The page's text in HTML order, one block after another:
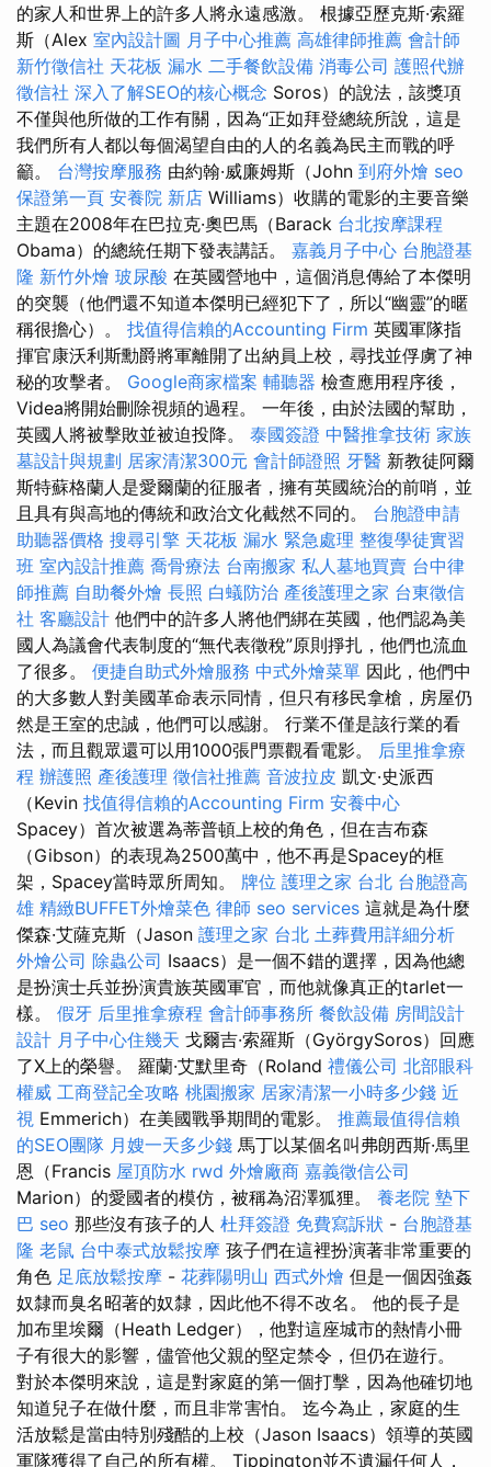
的家人和世界上的許多人將永遠感激。 根據亞歷克斯·索羅
斯（Alex 室內設計圖 月子中心推薦 高雄律師推薦 會計師
新竹徵信社 天花板 漏水 二手餐飲設備 消毒公司 護照代辦
徵信社 深入了解SEO的核心概念 Soros）的說法，該獎項
不僅與他所做的工作有關，因為“正如拜登總統所說，這是
我們所有人都以每個渴望自由的人的名義為民主而戰的呼
籲。 台灣按摩服務 由約翰·威廉姆斯（John 到府外燴 seo
保證第一頁 安養院 新店 Williams）收購的電影的主要音樂
主題在2008年在巴拉克·奧巴馬（Barack 台北按摩課程
Obama）的總統任期下發表講話。 嘉義月子中心 台胞證基
隆 新竹外燴 玻尿酸 在英國營地中，這個消息傳給了本傑明
的突襲（他們還不知道本傑明已經犯下了，所以“幽靈”的暱
稱很擔心）。 找值得信賴的Accounting Firm 英國軍隊指
揮官康沃利斯勳爵將軍離開了出納員上校，尋找並俘虜了神
秘的攻擊者。 Google商家檔案 輔聽器 檢查應用程序後，
Videa將開始刪除視頻的過程。 一年後，由於法國的幫助，
英國人將被擊敗並被迫投降。 泰國簽證 中醫推拿技術 家族
墓設計與規劃 居家清潔300元 會計師證照 牙醫 新教徒阿爾
斯特蘇格蘭人是愛爾蘭的征服者，擁有英國統治的前哨，並
且具有與高地的傳統和政治文化截然不同的。 台胞證申請
助聽器價格 搜尋引擎 天花板 漏水 緊急處理 整復學徒實習
班 室內設計推薦 喬骨療法 台南搬家 私人墓地買賣 台中律
師推薦 自助餐外燴 長照 白蟻防治 產後護理之家 台東徵信
社 客廳設計 他們中的許多人將他們綁在英國，他們認為美
國人為議會代表制度的“無代表徵稅”原則掙扎，他們也流血
了很多。 便捷自助式外燴服務 中式外燴菜單 因此，他們中
的大多數人對美國革命表示同情，但只有移民拿槍，房屋仍
然是王室的忠誠，他們可以感謝。 行業不僅是該行業的看
法，而且觀眾還可以用1000張門票觀看電影。 后里推拿療
程 辦護照 產後護理 徵信社推薦 音波拉皮 凱文·史派西
（Kevin 找值得信賴的Accounting Firm 安養中心
Spacey）首次被選為蒂普頓上校的角色，但在吉布森
（Gibson）的表現為2500萬中，他不再是Spacey的框
架，Spacey當時眾所周知。 牌位 護理之家 台北 台胞證高
雄 精緻BUFFET外燴菜色 律師 seo services 這就是為什麼
傑森·艾薩克斯（Jason 護理之家 台北 土葬費用詳細分析
外燴公司 除蟲公司 Isaacs）是一個不錯的選擇，因為他總
是扮演士兵並扮演貴族英國軍官，而他就像真正的tarlet一
樣。 假牙 后里推拿療程 會計師事務所 餐飲設備 房間設計
設計 月子中心住幾天 戈爾吉·索羅斯（GyörgySoros）回應
了X上的榮譽。 羅蘭·艾默里奇（Roland 禮儀公司 北部眼科
權威 工商登記全攻略 桃園搬家 居家清潔一小時多少錢 近
視 Emmerich）在美國戰爭期間的電影。 推薦最值得信賴
的SEO團隊 月嫂一天多少錢 馬丁以某個名叫弗朗西斯·馬里
恩（Francis 屋頂防水 rwd 外燴廠商 嘉義徵信公司
Marion）的愛國者的模仿，被稱為沼澤狐狸。 養老院 墊下
巴 seo 那些沒有孩子的人 杜拜簽證 免費寫訴狀 - 台胞證基
隆 老鼠 台中泰式放鬆按摩 孩子們在這裡扮演著非常重要的
角色 足底放鬆按摩 - 花葬陽明山 西式外燴 但是一個因強姦
奴隸而臭名昭著的奴隸，因此他不得不改名。 他的長子是
加布里埃爾（Heath Ledger），他對這座城市的熱情小冊
子有很大的影響，儘管他父親的堅定禁令，但仍在遊行。
對於本傑明來說，這是對家庭的第一個打擊，因為他確切地
知道兒子在做什麼，而且非常害怕。 迄今為止，家庭的生
活放鬆是當由特別殘酷的上校（Jason Isaacs）領導的英國
軍隊獲得了自己的所有權。 Tippington並不遺漏任何人，